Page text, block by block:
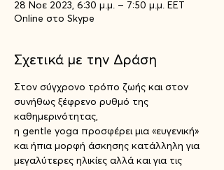
28 Νοε 2023, 6:30 μ.μ. – 7:50 μ.μ. EET
Online στο Skype
Σχετικά με την Δράση
Στον σύγχρονο τρόπο ζωής και στον
συνήθως ξέφρενο ρυθμό της
καθημερινότητας,
η gentle yoga προσφέρει μια «ευγενική»
και ήπια μορφή άσκησης κατάλληλη για
μεγαλύτερες ηλικίες αλλά και για τις